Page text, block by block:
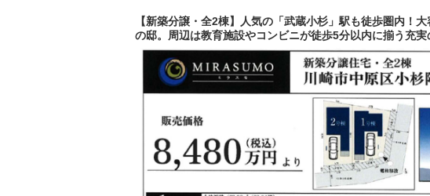
【新築分譲・全2棟】人気の「武蔵小杉」駅も徒歩圏内！
の邸。周辺は教育施設やコンビニが徒歩5分以内に揃う充実